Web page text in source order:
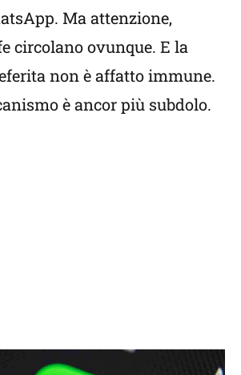
Ma attenzione,
circolano ovunque. E la
non è affatto immune.
è ancor più subdolo.